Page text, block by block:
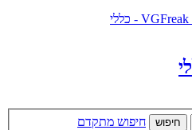
חיפוש
חיפוש מתקדם